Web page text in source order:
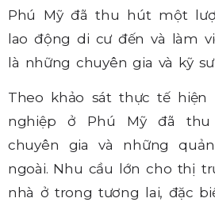
Phú Mỹ đã thu hút một
lao động di cư đến và làm
là những chuyên gia và kỹ
Theo khảo sát thực tế hiện
nghiệp ở Phú Mỹ đã thu
chuyên gia và những
ngoài. Nhu cầu lớn cho thị
nhà ở trong tương lai, đặc